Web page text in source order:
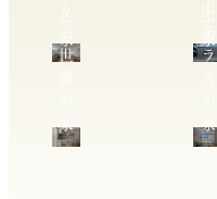
る
う
世
家
ラ
家